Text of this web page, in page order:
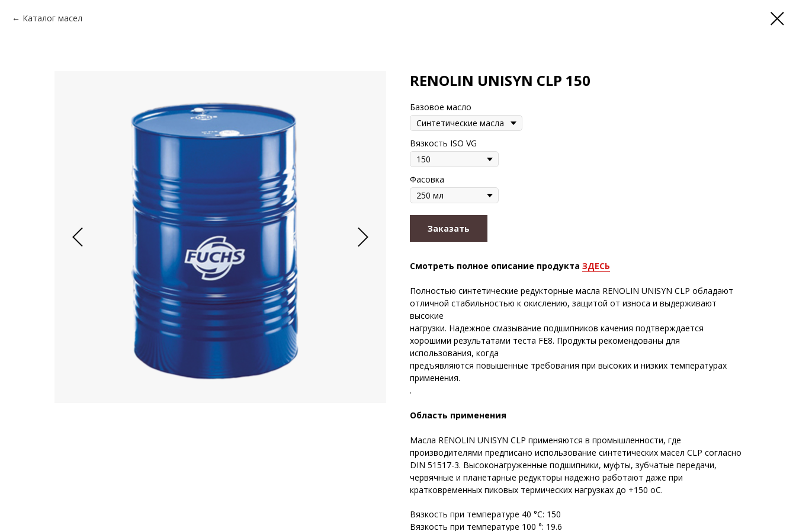
Каталог масел
RENOLIN UNISYN CLP 150
Базовое масло
Вязкость ISO VG
Фасовка
Заказать
Смотреть полное описание продукта ЗДЕСЬ
Полностью синтетические редукторные масла RENOLIN UNISYN CLP обладают
отличной стабильностью к окислению, защитой от износа и выдерживают
высокие
нагрузки. Надежное смазывание подшипников качения подтверждается
хорошими результатами теста FE8. Продукты рекомендованы для
использования, когда
предъявляются повышенные требования при высоких и низких температурах
применения.
.
Область применения
Масла RENOLIN UNISYN CLP применяются в промышленности, где
производителями предписано использование синтетических масел CLP согласно
DIN 51517-3. Высоконагруженные подшипники, муфты, зубчатые передачи,
червячные и планетарные редукторы надежно работают даже при
кратковременных пиковых термических нагрузках до +150 oС.
Вязкость при температуре 40 °С: 150
Вязкость при температуре 100 °: 19.6